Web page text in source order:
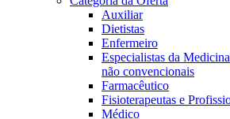
Auxiliar
Dietistas
Enfermeiro
Especialistas da
não convencionais
Farmacêutico
Fisioterapeutas e
Médico